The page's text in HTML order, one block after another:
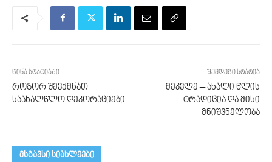
წინა სტატიაში
როგორ შევქმნათ
საახალწლო დეკორაციები
შემდეგი სტატია
მეკვლე – ახალი წლის
ტრადიცია და მისი
მნიშვნელობა
მსგავსი სიახლეები